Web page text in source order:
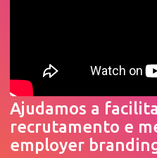
Ajudamos a
recrutamento e
employer